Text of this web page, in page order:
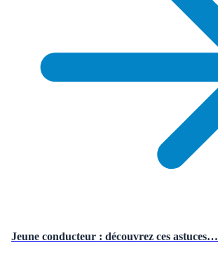
Jeune conducteur : découvrez ces astuces…